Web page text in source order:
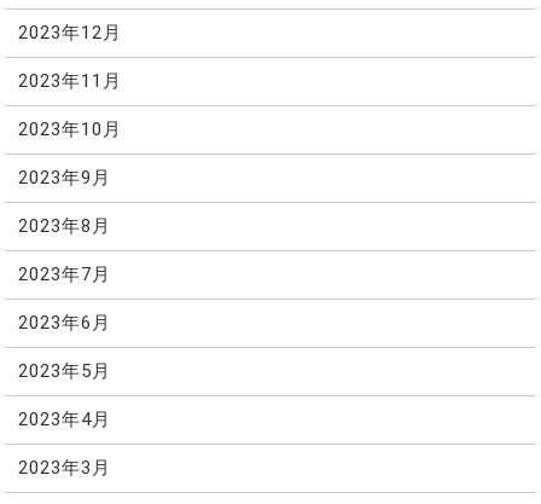
2023年12月
2023年11月
2023年10月
2023年9月
2023年8月
2023年7月
2023年6月
2023年5月
2023年4月
2023年3月